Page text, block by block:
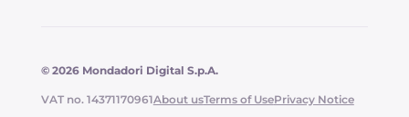
© 2026 Mondadori Digital S.p.A.
VAT no. 14371170961About usTerms of UsePrivacy Notice